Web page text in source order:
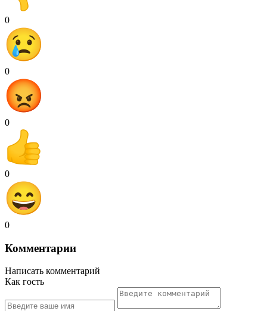
0
0
0
0
0
Комментарии
Написать комментарий
Как гость